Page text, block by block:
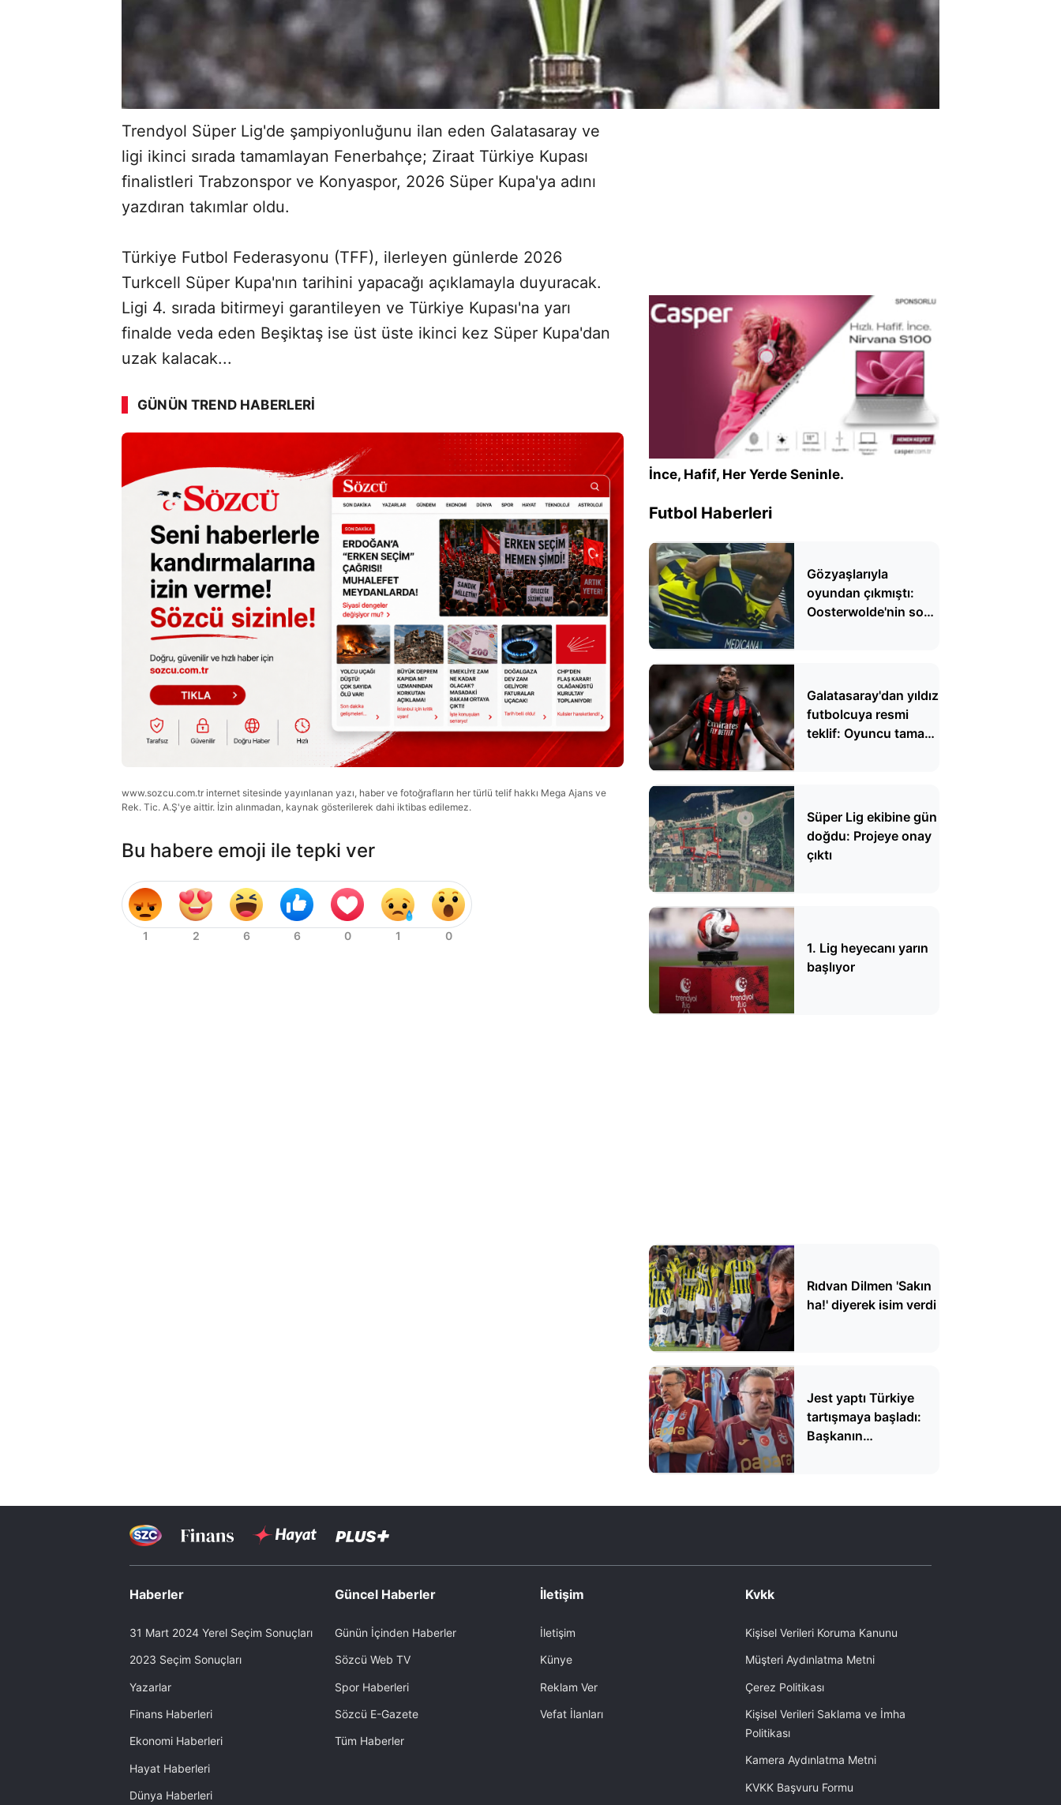
Trendyol Süper Lig'de şampiyonluğunu ilan eden Galatasaray ve
ligi ikinci sırada tamamlayan Fenerbahçe; Ziraat Türkiye Kupası
finalistleri Trabzonspor ve Konyaspor, 2026 Süper Kupa'ya adını
yazdıran takımlar oldu.
Türkiye Futbol Federasyonu (TFF), ilerleyen günlerde 2026
Turkcell Süper Kupa'nın tarihini yapacağı açıklamayla duyuracak.
Ligi 4. sırada bitirmeyi garantileyen ve Türkiye Kupası'na yarı
finalde veda eden Beşiktaş ise üst üste ikinci kez Süper Kupa'dan
uzak kalacak...
GÜNÜN TREND HABERLERI
www.sozcu.com.tr internet sitesinde yayınlanan yazı, haber ve fotoğrafların her türlü telif hakkı Mega Ajans ve
Rek. Tic. A.Ş'ye aittir. İzin alınmadan, kaynak gösterilerek dahi iktibas edilemez.
Bu habere emoji ile tepki ver
İnce, Hafif, Her Yerde Seninle.
Futbol Haberleri
Gözyaşlarıyla
oyundan çıkmıştı:
Oosterwolde'nin son
Galatasaray'dan yıldız
futbolcuya resmi
teklif: Oyuncu tamam
Süper Lig ekibine gün
doğdu: Projeye onay
çıktı
1. Lig heyecanı yarın
başlıyor
Rıdvan Dilmen 'Sakın
ha!' diyerek isim verdi
Jest yaptı Türkiye
tartışmaya başladı:
Başkanın
Haberler
31 Mart 2024 Yerel Seçim Sonuçları
2023 Seçim Sonuçları
Yazarlar
Finans Haberleri
Ekonomi Haberleri
Hayat Haberleri
Dünya Haberleri
Güncel Haberler
Günün İçinden Haberler
Sözcü Web TV
Spor Haberleri
Sözcü E-Gazete
Tüm Haberler
İletişim
İletişim
Künye
Reklam Ver
Vefat İlanları
Kvkk
Kişisel Verileri Koruma Kanunu
Müşteri Aydınlatma Metni
Çerez Politikası
Kişisel Verileri Saklama ve İmha
Politikası
Kamera Aydınlatma Metni
KVKK Başvuru Formu